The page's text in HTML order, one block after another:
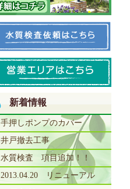
新着情報
手押しポンプのカバー
井戸撤去工事
水質検査 項目追加！！
2013.04.20 リニューアル